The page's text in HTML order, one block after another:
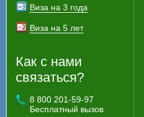
Виза на 3 года
Виза на 5 лет
Как с нами
связаться?
8 800 201-59-97
Бесплатный вызов